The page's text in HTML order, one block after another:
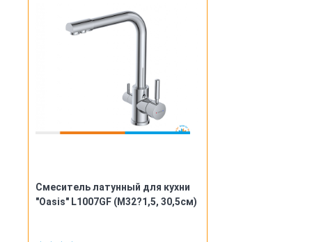
Смеситель латунный для кухни
"Oasis" L1007GF (М32?1,5, 30,5см)